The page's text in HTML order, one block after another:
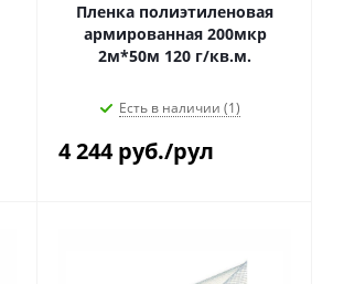
Пленка полиэтиленовая
армированная 200мкр
2м*50м 120 г/кв.м.
Есть в наличии (1)
4 244руб./рул